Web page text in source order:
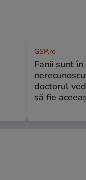
GSP.ro
Fanii sunt în
doctorul
să fie